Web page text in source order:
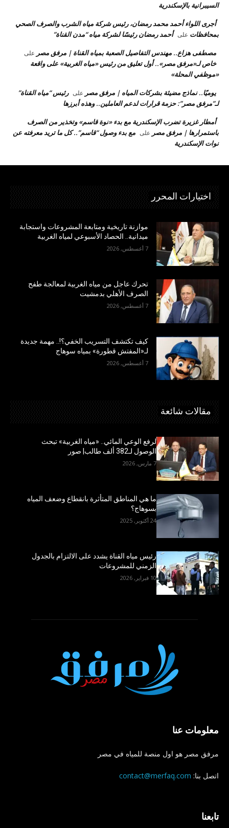
السيبرانية بالإسكندرية
أجرى اللواء أحمد محمد رمضان، رئيس شركة مياه الشرب والصرف الصحي
بمحافظات على أحمد رمضان رئيسًا لشركة مياه “مدن القناة”
مصطفى هزاع.. مهندس التفاصيل الصعبة بمياه القناة | مرفق مصر على
خاص لـ«مرفق مصر».. أول تعليق من رئيس «مياه الغربية» على واقعة
«موظفي المحلة»
يوميًا.. نماذج مضيئة بشركات المياه | مرفق مصر على رئيس “مياه القناة”
لـ”مرفق مصر”: حزمة قرارات لدعم العاملين.. وهذه أبرزها
أمطار غزيرة تضرب الإسكندرية مع بدء «نوة قاسم» وتخذير من الصرف
باستمرارها | مرفق مصر على مع بدء وصول “قاسم”.. كل ما تريد معرفته عن
نوات الإسكندرية
اختيارات المحرر
موازنة تاريخية ومتابعة المشروعات واستجابة
ميدانية.. الحصاد الأسبوعي لمياه الغربية
7 أغسطس, 2026
تحرك عاجل من مياه الغربية لمعالجة طفح
الصرف الأهلي بدمشيت
7 أغسطس, 2026
كيف تكتشف التسريب الخفي؟!.. مهمة جديدة
لـ«المفتش قطورة» بمياه سوهاج
7 أغسطس, 2026
مقالات شائعة
لرفع الوعي المائي.. «مياه الغربية» تبحث
الوصول لـ382 ألف طالب| صور
7 مارس, 2026
ما هي المناطق المتأثرة بانقطاع وضعف المياه
بسوهاج؟
24 أكتوبر, 2025
رئيس مياه القناة يشدد على الالتزام بالجدول
الزمني للمشروعات
10 فبراير, 2026
معلومات عنا
مرفق مصر هو اول منصة للمياه في مصر
اتصل بنا: contact@merfaq.com
تابعنا